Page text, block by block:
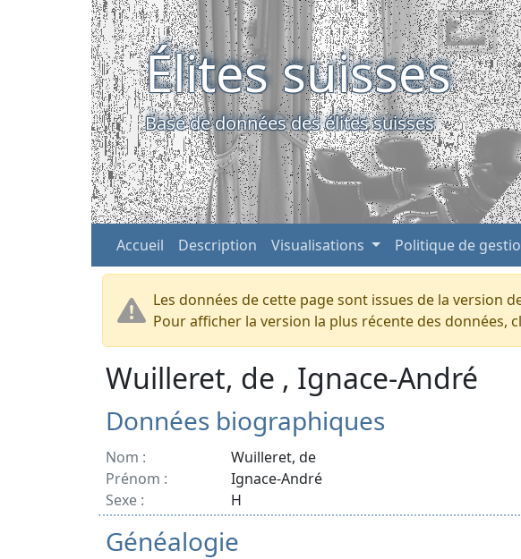
Élites suisses
Base de données des élites suisses
Accueil Description Visualisations Politique de
Les données de cette page sont issues de la version
Pour afficher la version la plus récente des données,
Wuilleret, de , Ignace-André
Données biographiques
Nom :
Wuilleret, de
Prénom :
Ignace-André
Sexe :
H
Généalogie